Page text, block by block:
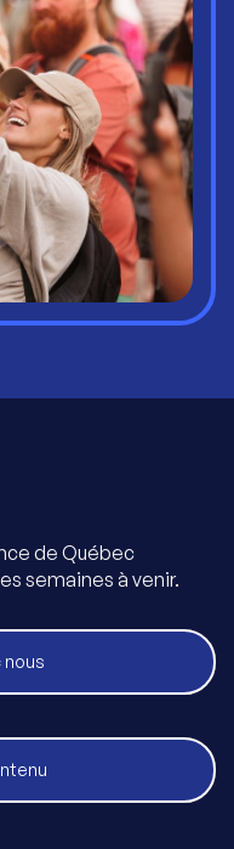
de Québec
semaines à venir.
nous